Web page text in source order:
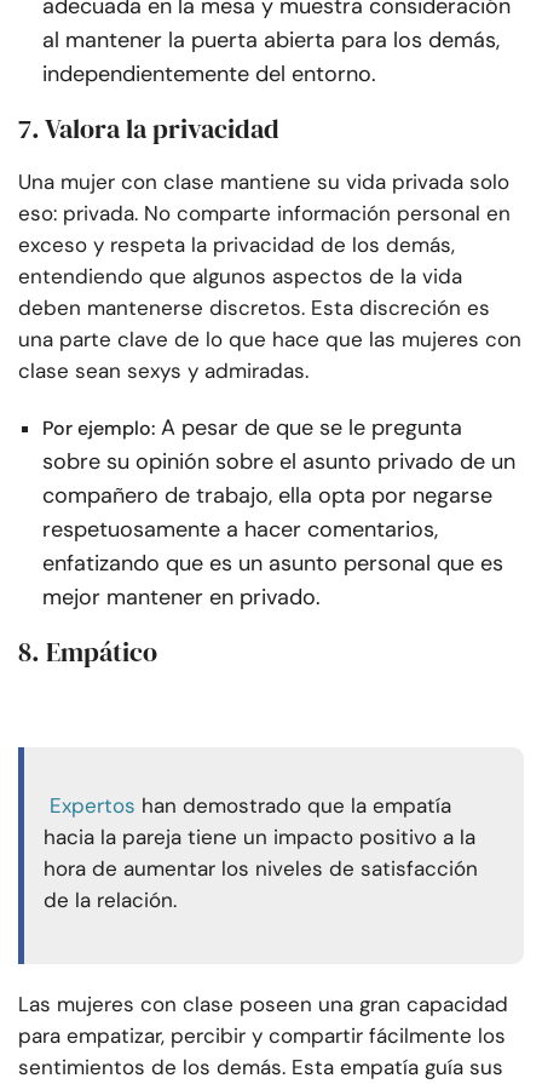
adecuada en la mesa y muestra consideración
al mantener la puerta abierta para los demás,
independientemente del entorno.
7. Valora la privacidad
Una mujer con clase mantiene su vida privada solo
eso: privada. No comparte información personal en
exceso y respeta la privacidad de los demás,
entendiendo que algunos aspectos de la vida
deben mantenerse discretos. Esta discreción es
una parte clave de lo que hace que las mujeres con
clase sean sexys y admiradas.
Por ejemplo: A pesar de que se le pregunta
sobre su opinión sobre el asunto privado de un
compañero de trabajo, ella opta por negarse
respetuosamente a hacer comentarios,
enfatizando que es un asunto personal que es
mejor mantener en privado.
8. Empático
Expertos han demostrado que la empatía
hacia la pareja tiene un impacto positivo a la
hora de aumentar los niveles de satisfacción
de la relación.
Las mujeres con clase poseen una gran capacidad
para empatizar, percibir y compartir fácilmente los
sentimientos de los demás. Esta empatía guía sus